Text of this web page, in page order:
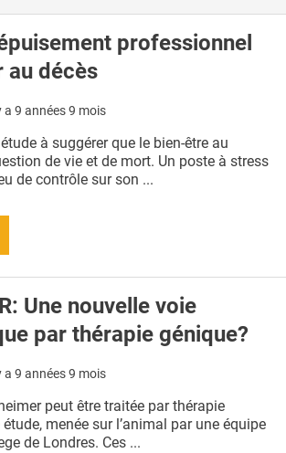
professionnel
au décès
a 9 années 9 mois
à suggérer que le bien-être au
de vie et de mort. Un poste à stress
de contrôle sur son ...
Une nouvelle voie
par thérapie génique?
a 9 années 9 mois
peut être traitée par thérapie
menée sur l’animal par une équipe
de Londres. Ces ...